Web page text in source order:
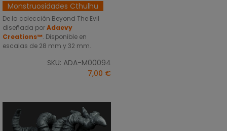
Monstruosidades Cthulhu
De la colección Beyond The Evil
diseñada porAdaevy
Creations™. Disponible en
escalas de 28 mm y 32 mm.
SKU: ADA-M00094
7,00 €